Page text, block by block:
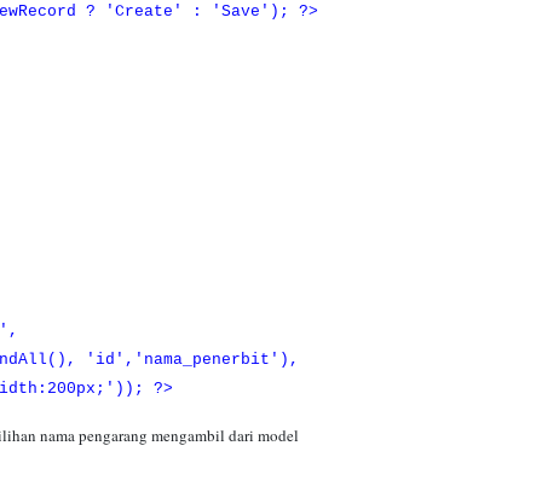
? 'Create' : 'Save'); ?>
'id','nama_penerbit'),
?>
nama pengarang mengambil dari model